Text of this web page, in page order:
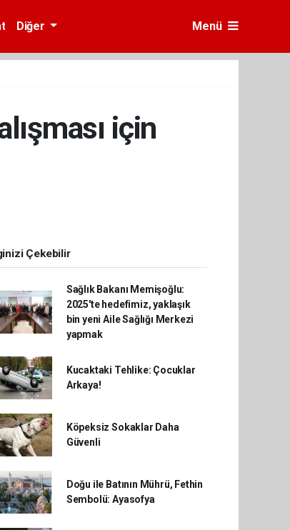
Diğer Menü
için
Çekebilir
Sağlık Bakanı Memişoğlu:
2025'te hedefimiz, yaklaşık
bin yeni Aile Sağlığı Merkezi
yapmak
Kucaktaki Tehlike: Çocuklar
Arkaya!
Köpeksiz Sokaklar Daha
Güvenli
Doğu ile Batının Mührü, Fethin
Sembolü: Ayasofya